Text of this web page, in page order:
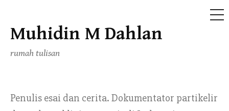
Skip
content
Muhidin M Dahlan
rumah tulisan
Penulis esai dan cerita. Dokumentator partikelir